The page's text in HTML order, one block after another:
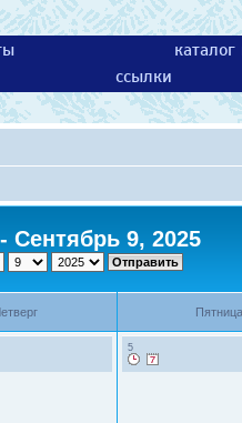
ссылки
Сентябрь 9, 2025
Пятница
5